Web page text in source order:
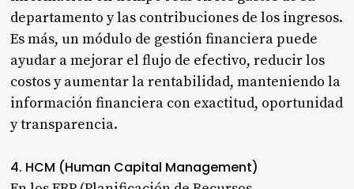
departamento y las contribuciones de los ingresos.
Es más, un módulo de gestión financiera puede
ayudar a mejorar el flujo de efectivo, reducir los
costos y aumentar la rentabilidad, manteniendo la
información financiera con exactitud, oportunidad
y transparencia.
4. HCM (Human Capital Management)